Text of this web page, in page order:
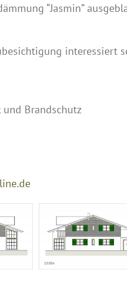
“Jasmin”
interessiert
Brandschutz